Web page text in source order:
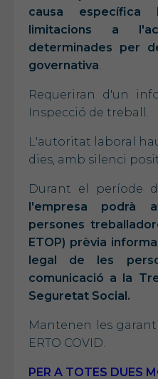
causa específica
limitacions a
determinades per
governativa.
Requeriran d'un
Inspecció de treball.
L'autoritat laboral
dies, amb silenci
Durant el període
l'empresa podrà
persones
ETOP) prèvia
legal de les
comunicació a la
Seguretat Social.
Mantenen les
ERTO COVID.
PER A TOTES DUES